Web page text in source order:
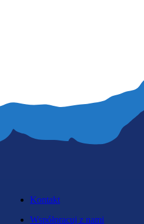
Kontakt
Współpracuj z nami